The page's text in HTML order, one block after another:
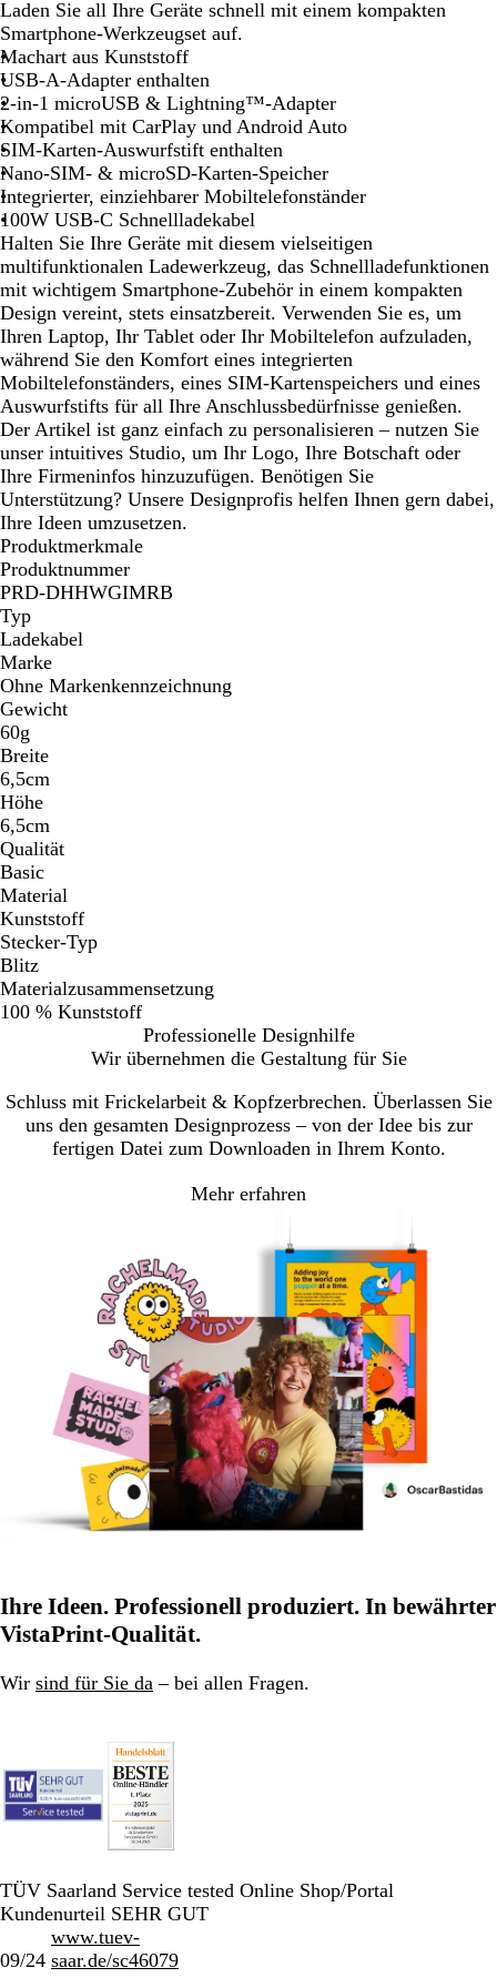
e
i
ß
c
h
w
a
r
z
Laden Sie all Ihre Geräte schnell mit einem kompakten
Smartphone-Werkzeugset auf.
Machart aus Kunststoff
USB-A-Adapter enthalten
2-in-1 microUSB & Lightning™-Adapter
Kompatibel mit CarPlay und Android Auto
SIM-Karten-Auswurfstift enthalten
Nano-SIM- & microSD-Karten-Speicher
Integrierter, einziehbarer Mobiltelefonständer
100W USB-C Schnellladekabel
Halten Sie Ihre Geräte mit diesem vielseitigen
multifunktionalen Ladewerkzeug, das Schnellladefunktionen
mit wichtigem Smartphone-Zubehör in einem kompakten
Design vereint, stets einsatzbereit. Verwenden Sie es, um
Ihren Laptop, Ihr Tablet oder Ihr Mobiltelefon aufzuladen,
während Sie den Komfort eines integrierten
Mobiltelefonständers, eines SIM-Kartenspeichers und eines
Auswurfstifts für all Ihre Anschlussbedürfnisse genießen.
Der Artikel ist ganz einfach zu personalisieren – nutzen Sie
unser intuitives Studio, um Ihr Logo, Ihre Botschaft oder
Ihre Firmeninfos hinzuzufügen. Benötigen Sie
Unterstützung? Unsere Designprofis helfen Ihnen gern dabei,
Ihre Ideen umzusetzen.
Produktmerkmale
Produktnummer
PRD-DHHWGIMRB
Typ
Ladekabel
Marke
Ohne Markenkennzeichnung
Gewicht
60g
Breite
6,5cm
Höhe
6,5cm
Qualität
Basic
Material
Kunststoff
Stecker-Typ
Blitz
Materialzusammensetzung
100 % Kunststoff
Professionelle Designhilfe
Wir übernehmen die Gestaltung für Sie
Schluss mit Frickelarbeit & Kopfzerbrechen. Überlassen Sie
uns den gesamten Designprozess – von der Idee bis zur
fertigen Datei zum Downloaden in Ihrem Konto.
Mehr erfahren
Ihre Ideen. Professionell produziert. In bewährter
VistaPrint-Qualität.
Wir sind für Sie da – bei allen Fragen.
TÜV Saarland Service tested Online Shop/Portal
Kundenurteil SEHR GUT
09/24
www.tuev-
saar.de/sc46079